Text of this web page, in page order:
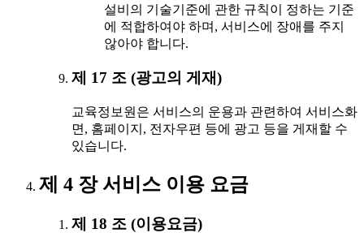
설비의 기술기준에 관한 규칙이 정하는 기준
에 적합하여야 하며, 서비스에 장애를 주지
않아야 합니다.
제 17 조 (광고의 게재)
교육정보원은 서비스의 운용과 관련하여 서비스화
면, 홈페이지, 전자우편 등에 광고 등을 게재할 수
있습니다.
제 4 장 서비스 이용 요금
제 18 조 (이용요금)